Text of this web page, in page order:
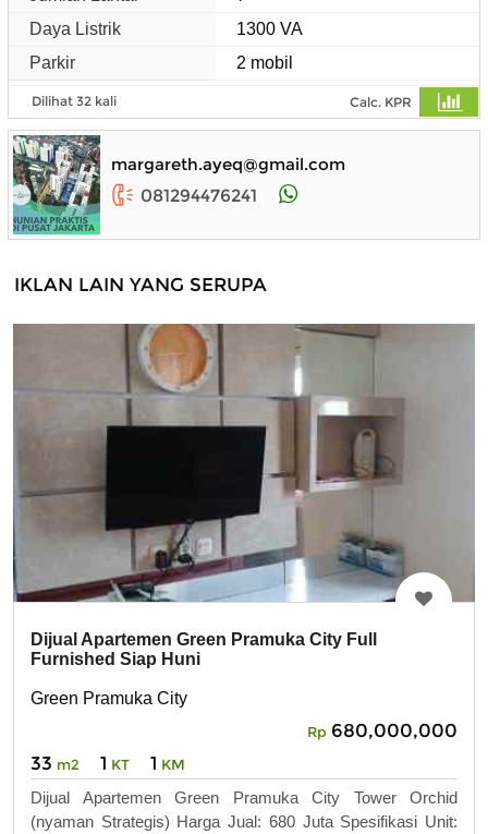
Daya Listrik
1300 VA
Parkir
2 mobil
Dilihat 32 kali Calc. KPR
margareth.ayeq@gmail.com
081294476241
IKLAN LAIN YANG SERUPA
Dijual Apartemen Green Pramuka City Full
Furnished Siap Huni
Green Pramuka City
Rp 680,000,000
33 m2 1 KT 1 KM
Dijual Apartemen Green Pramuka City Tower Orchid
(nyaman Strategis) Harga Jual: 680 Juta Spesifikasi Unit: